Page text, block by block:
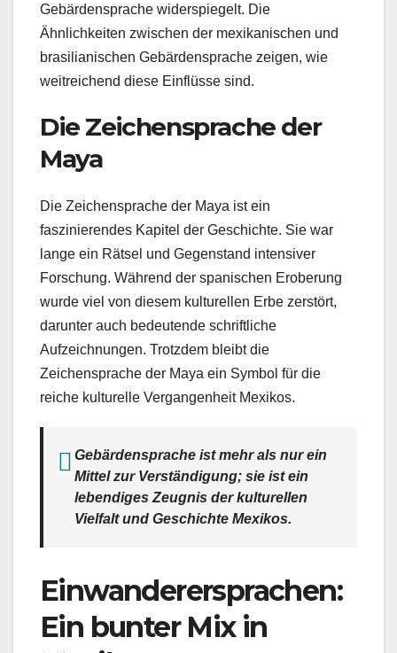
Gebärdensprache widerspiegelt. Die
Ähnlichkeiten zwischen der mexikanischen und
brasilianischen Gebärdensprache zeigen, wie
weitreichend diese Einflüsse sind.
Die Zeichensprache der
Maya
Die Zeichensprache der Maya ist ein
faszinierendes Kapitel der Geschichte. Sie war
lange ein Rätsel und Gegenstand intensiver
Forschung. Während der spanischen Eroberung
wurde viel von diesem kulturellen Erbe zerstört,
darunter auch bedeutende schriftliche
Aufzeichnungen. Trotzdem bleibt die
Zeichensprache der Maya ein Symbol für die
reiche kulturelle Vergangenheit Mexikos.
Gebärdensprache ist mehr als nur ein
Mittel zur Verständigung; sie ist ein
lebendiges Zeugnis der kulturellen
Vielfalt und Geschichte Mexikos.
Einwanderersprachen:
Ein bunter Mix in